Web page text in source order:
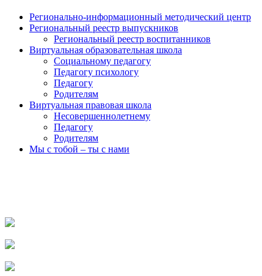
Регионально-информационный методический центр
Региональный реестр выпускников
Региональный реестр воспитанников
Виртуальная образовательная школа
Социальному педагогу
Педагогу психологу
Педагогу
Родителям
Виртуальная правовая школа
Несовершеннолетнему
Педагогу
Родителям
Мы с тобой – ты с нами